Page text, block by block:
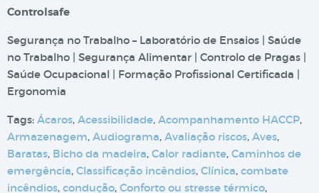
Controlsafe
Segurança no Trabalho – Laboratório de Ensaios | Saúde
no Trabalho | Segurança Alimentar | Controlo de Pragas |
Saúde Ocupacional | Formação Profissional Certificada |
Ergonomia
Tags: Ácaros, Acessibilidade, Acompanhamento HACCP,
Armazenagem, Audiograma, Avaliação riscos, Aves,
Baratas, Bicho da madeira, Calor radiante, Caminhos de
emergência, Classificação incêndios, Clínica, combate
incêndios, condução, Conforto ou stresse térmico,